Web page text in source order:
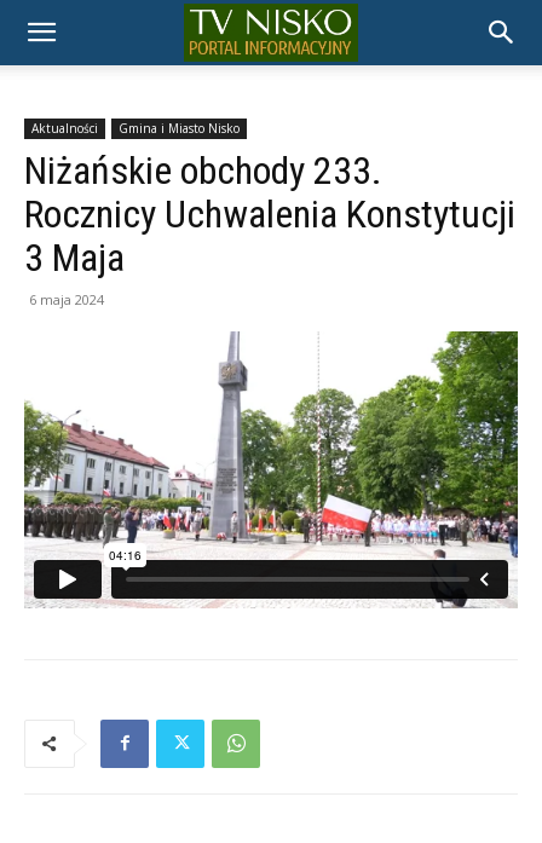
TELEWIZJA
NISKO
Aktualności Gmina i Miasto Nisko
Niżańskie obchody 233.
Rocznicy Uchwalenia Konstytucji
3 Maja
6 maja 2024